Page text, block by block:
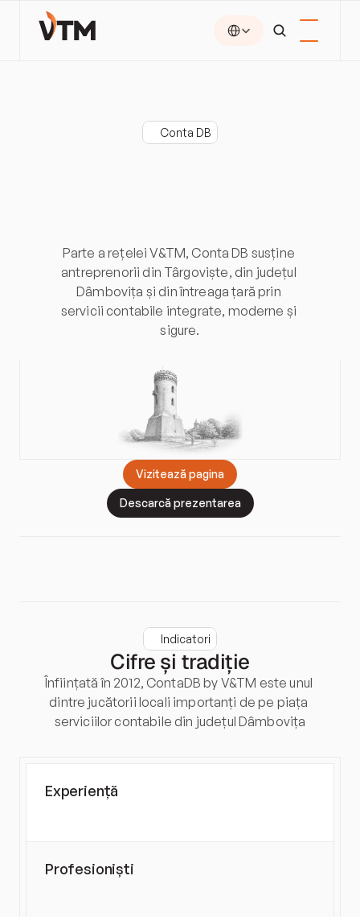
Conta DB
Parte a rețelei V&TM, Conta DB susține
antreprenorii din Târgoviște, din județul
Dâmbovița și din întreaga țară prin
servicii contabile integrate, moderne și
sigure.
Viziteazăpagina
Descarcă prezentarea
Indicatori
Cifre și tradiție
Înființată în 2012, ContaDB by V&TM este unul
dintre jucătorii locali importanți de pe piața
serviciilor contabile din județul Dâmbovița
Experiență
Profesioniști